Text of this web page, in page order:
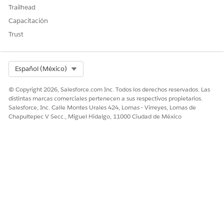
Trailhead
Capacitación
Trust
Español (México)
© Copyright 2026, Salesforce.com Inc. Todos los derechos reservados. Las
distintas marcas comerciales pertenecen a sus respectivos propietarios.
Salesforce, Inc. Calle Montes Urales 424, Lomas - Virreyes, Lomas de
Chapultepec V Secc., Miguel Hidalgo, 11000 Ciudad de México